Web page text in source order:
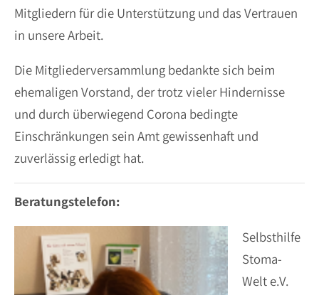
Mitgliedern für die Unterstützung und das Vertrauen
in unsere Arbeit.
Die Mitgliederversammlung bedankte sich beim
ehemaligen Vorstand, der trotz vieler Hindernisse
und durch überwiegend Corona bedingte
Einschränkungen sein Amt gewissenhaft und
zuverlässig erledigt hat.
Beratungstelefon:
Selbsthilfe
Stoma-
Welt e.V.